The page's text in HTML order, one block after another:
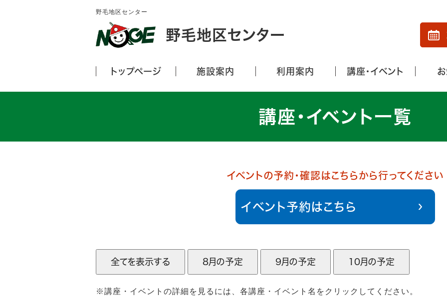
野毛地区センター
野毛地区センター
トップページ 施設案内 利用案内 講座・イベント
講座・イベント一覧
イベントの予約・確認はこちらから行ってください
※講座・イベントの詳細を見るには、各講座・イベント名をクリックしてください。